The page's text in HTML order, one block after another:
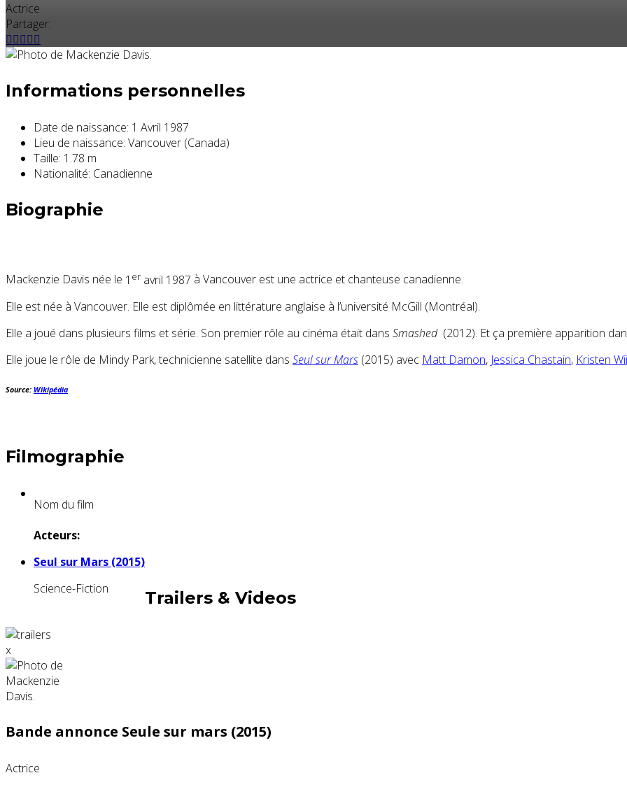
Actrice
Partager:
Informations personnelles
Date de naissance: 1 Avril 1987
Lieu de naissance: Vancouver (Canada)
Taille: 1.78 m
Nationalité: Canadienne
Biographie
Mackenzie Davis née le 1 er avril 1987 à Vancouver est une actrice et chanteuse canadienne.
Elle est née à Vancouver. Elle est diplômée en littérature anglaise à l’université McGill (Montréal).
Elle a joué dans plusieurs films et série. Son premier rôle au cinéma était dans Smashed(2012). Et ça première apparition
Elle joue le rôle de Mindy Park, technicienne satellite dans Seul sur Mars (2015) avec Matt Damon, Jessica Chastain, Kristen
Source: Wikipédia
Filmographie
Nom du film
Acteurs:
Seul sur Mars (2015)
Science-Fiction
Trailers & Videos
x
Bande annonce Seule sur mars (2015)
Actrice